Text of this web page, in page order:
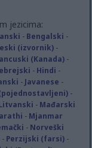
jezicima:
- Bengalski -
(izvornik) -
(Kanada)-
- Hindi -
- Javanese -
-
- Mađarski
- Mjanmar
- Norveški
- Perzijski (farsi)-